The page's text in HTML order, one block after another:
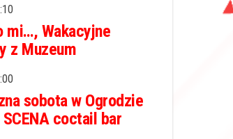
mi…, Wakacyjne
z Muzeum
sobota w Ogrodzie
coctail bar